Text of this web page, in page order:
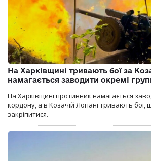
На Харківщині тривають бої за
намагається заводити окремі
На Харківщині противник намагається
кордону, а в Козачій Лопані тривають бої,
закріпитися.